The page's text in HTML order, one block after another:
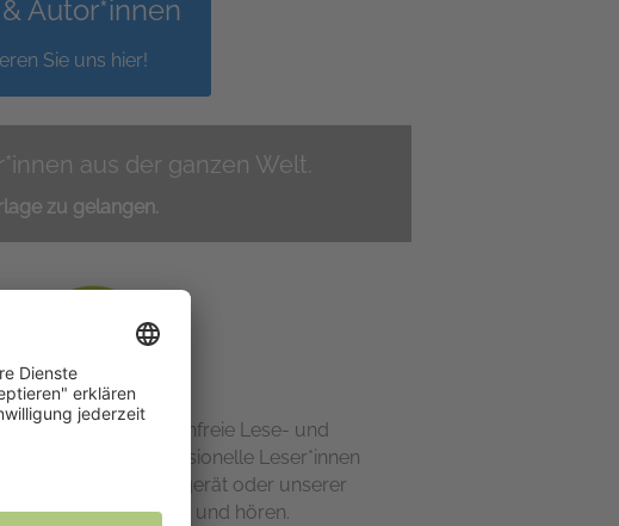
Autor*innen
Sie uns hier!
aus der ganzen Welt.
zu gelangen.
stellen kostenfreie Lese- und
und professionelle Leser*innen
gewünschten Lesegerät oder unserer
App lesen und hören.